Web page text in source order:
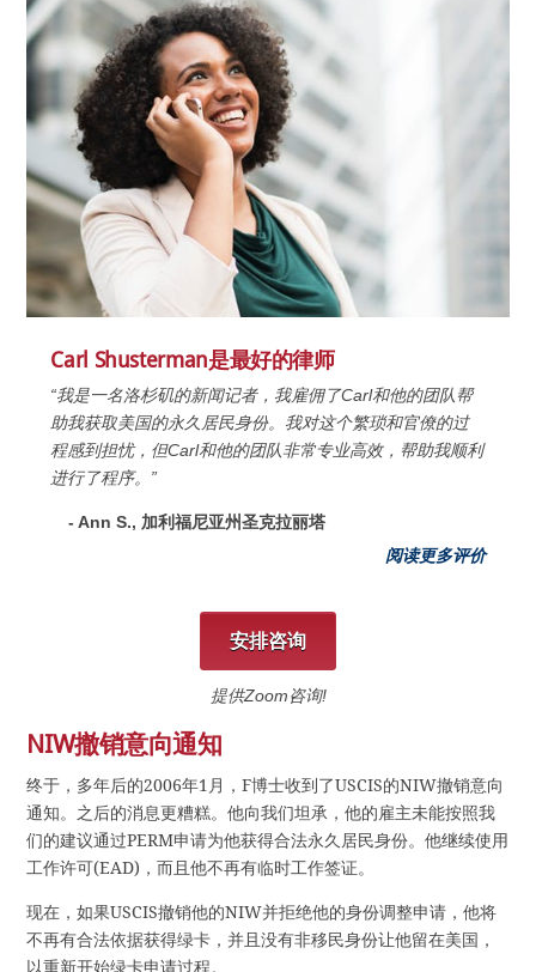
Carl Shusterman是最好的律师
“我是一名洛杉矶的新闻记者，我雇佣了Carl和他的团队帮
助我获取美国的永久居民身份。我对这个繁琐和官僚的过
程感到担忧，但Carl和他的团队非常专业高效，帮助我顺利
进行了程序。”
- Ann S., 加利福尼亚州圣克拉丽塔
阅读更多评价
安排咨询
提供Zoom咨询!
NIW撤销意向通知
终于，多年后的2006年1月，F博士收到了USCIS的NIW撤销意向
通知。之后的消息更糟糕。他向我们坦承，他的雇主未能按照我
们的建议通过PERM申请为他获得合法永久居民身份。他继续使用
工作许可(EAD)，而且他不再有临时工作签证。
现在，如果USCIS撤销他的NIW并拒绝他的身份调整申请，他将
不再有合法依据获得绿卡，并且没有非移民身份让他留在美国，
以重新开始绿卡申请过程。